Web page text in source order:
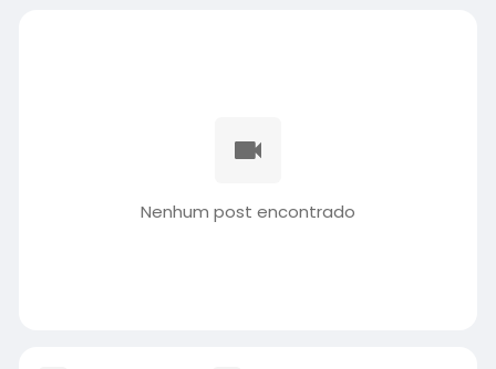
Nenhum post encontrado